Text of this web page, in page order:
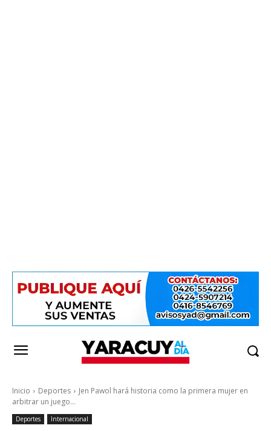
Inicio Deportes
Jen Pawol hará historia como la primera mujer en
arbitrar un juego...
Deportes Internacional